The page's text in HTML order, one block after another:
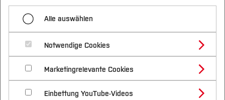
Studium
Studienangebote
Bachelorstudiengänge
Masterstudiengänge
Vor dem Studium
Bewerben & Einschreiben
Bewerbungsportal
Im Studium
Studienbüros und Prüfungen
Nach dem Studium
Forschung & Transfer
Profil
Forschungs- und Transferprofil
Schwerpunkte (FuT)
Beratung & Förderung
Nachhaltigkeit
Nachhaltigkeit studieren
International
Anne Stawiarski
Joline Niewöhner
Josefine Rose Habermehl
Linda Theune
Helene Abdinghoff
Ganzheitliche Hebammenbetreuung
mit Herz und Naturverstand
Alle auswählen
Notwendige Cookies
Marketingrelevante Cookies
Einbettung YouTube-Videos